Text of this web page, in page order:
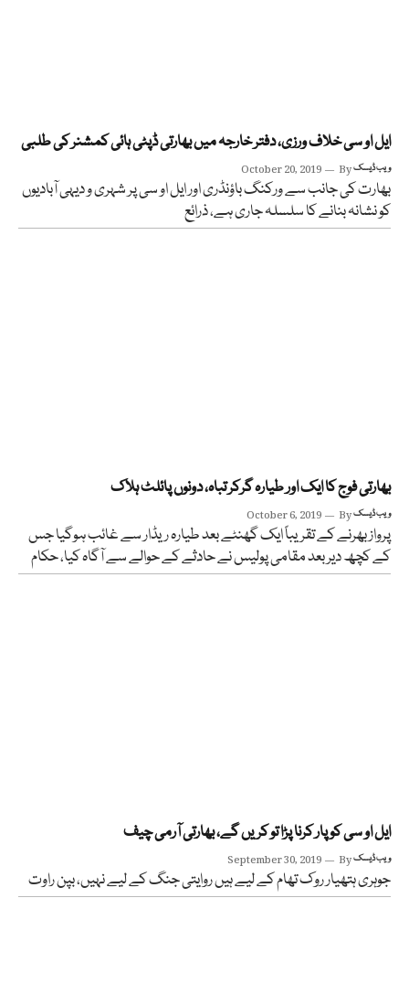
ایل او سی خلاف ورزی، دفتر خارجہ میں بھارتی ڈپٹی ہائی کمشنر کی طلبی
October 20, 2019 Byویب ڈیسک
بھارت کی جانب سے ورکنگ باؤنڈری اور ایل او سی پر شہری و دیہی آبادیوں
کو نشانہ بنانے کا سلسلہ جاری ہے، ذرائع
بھارتی فوج کا ایک اور طیارہ گرکر تباہ، دونوں پائلٹ ہلاک
October 6, 2019 Byویب ڈیسک
پرواز بھرنے کے تقریباً ایک گھنٹے بعد طیارہ ریڈار سے غائب ہوگیا جس
کے کچھ دیر بعد مقامی پولیس نے حادثے کے حوالے سے آگاہ کیا، حکام
ایل او سی کو پار کرنا پڑا تو کریں گے، بھارتی آرمی چیف
September 30, 2019 Byویب ڈیسک
جوہری ہتھیار روک تھام کے لیے ہیں روایتی جنگ کے لیے نہیں، بپن راوت